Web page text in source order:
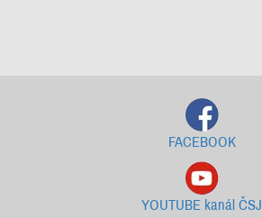
FACEBOOK
YOUTUBE kanál ČSJ